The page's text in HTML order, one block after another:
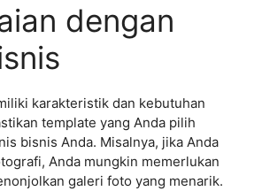
dengan
karakteristik dan kebutuhan
template yang Anda pilih
bisnis Anda. Misalnya, jika Anda
Anda mungkin memerlukan
galeri foto yang menarik.